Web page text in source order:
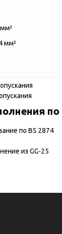
мм²
по
по BS 2874
из GG-25